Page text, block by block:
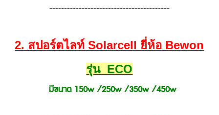
-----------------------------------------
2. สปอร์ตไลท์ Solarcell ยี่ห้อ Bewon
รุ่น ECO
มีขนาด 150w /250w /350w /450w